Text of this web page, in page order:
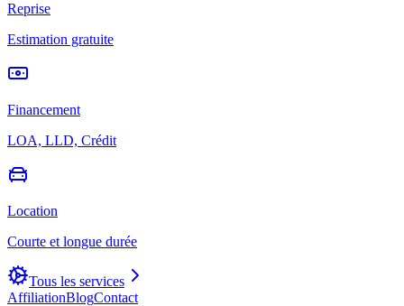
Reprise
Estimation gratuite
Financement
LOA, LLD, Crédit
Location
Courte et longue durée
Tous les services
AffiliationBlogContact